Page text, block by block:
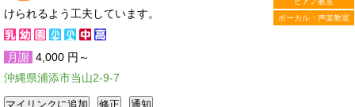
ボーカル・声楽教室
けられるよう工夫しています。
月謝 4,000 円～
沖縄県浦添市当山2-9-7